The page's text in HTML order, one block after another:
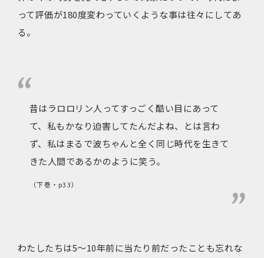
って評価が180度変わっていくような事は往々にしてあ
る。
昔はラロロリン人ってすっごく酷い目にあって
て、私もかなり迫害してたんだよね、とは言わ
ず、私はまるで波ちゃんと全く同じ時代を生きて
きた人間であるかのように笑う。
（下巻・p33）
わたしたちは5〜10年前に当たり前だったことも忘れな